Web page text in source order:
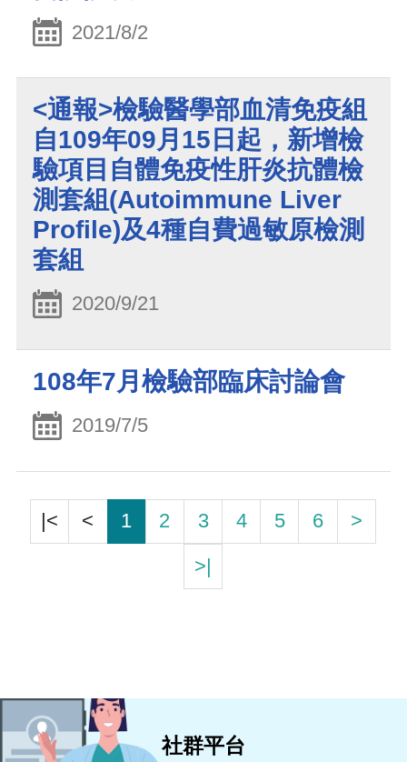
2021/8/2
<通報>檢驗醫學部血清免疫組
自109年09月15日起，新增檢
驗項目自體免疫性肝炎抗體檢
測套組(Autoimmune Liver
Profile)及4種自費過敏原檢測
套組
2020/9/21
108年7月檢驗部臨床討論會
2019/7/5
|< < 1 2 3 4 5 6
>
>|
社群平台